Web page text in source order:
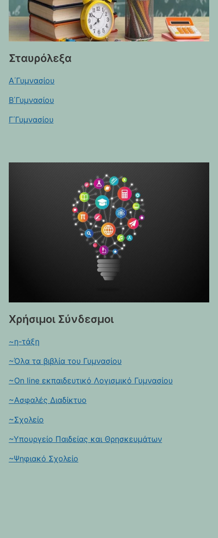
Σταυρόλεξα
Α΄Γυμνασίου
Β΄Γυμνασίου
Γ΄Γυμνασίου
Χρήσιμοι Σύνδεσμοι
~η-τάξη
~Όλα τα βιβλία του Γυμνασίου
~On line εκπαιδευτικό Λογισμικό Γυμνασίου
~Ασφαλές Διαδίκτυο
~Σχολείο
~Υπουργείο Παιδείας και Θρησκευμάτων
~Ψηφιακό Σχολείο